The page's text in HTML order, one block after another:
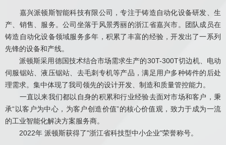
嘉兴派顿斯智能科技有限公司，专注于铸造自动化设备研发、生
产、销售、服务。公司坐落于风景秀丽的浙江省嘉兴市。团队成员在
铸造自动化设备领域服务多年，积累了丰富的经验，开发出了一系列
先锋的设备和产线。
派顿斯采用德国技术结合市场需求生产的30T-300T切边机、电动
伺服锯站、液压锯站、去毛刺专机等产品，满足用户多种铸件的后处
理需求。集中体现了我司领先的设计开发、制造和质量管控能力。
一直以来我们都以自身的积累和行业经验去面对市场和客户，秉
承“以客户为中心，为客户创造价值”的核心价值观，致力于成为一流
的工业智能化解决方案服务商。
2022年 派顿斯获得了"浙江省科技型中小企业"荣誉称号。